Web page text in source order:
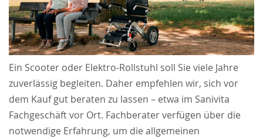
Ein Scooter oder Elektro-Rollstuhl soll Sie viele Jahre
zuverlässig begleiten. Daher empfehlen wir, sich vor
dem Kauf gut beraten zu lassen – etwa im Sanivita
Fachgeschäft vor Ort. Fachberater verfügen über die
notwendige Erfahrung, um die allgemeinen